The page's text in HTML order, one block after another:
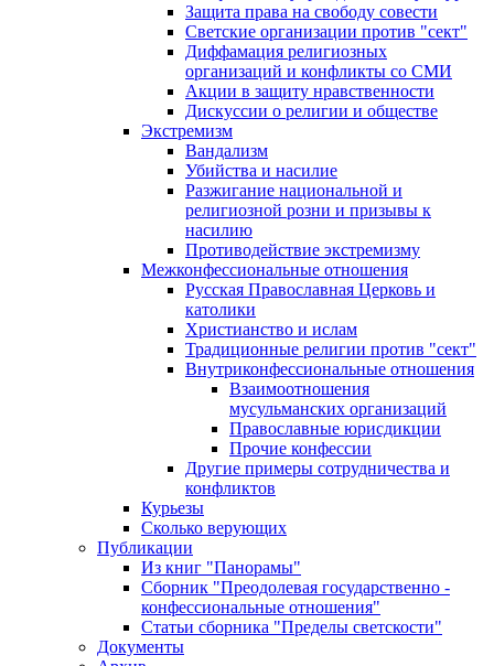
Защита права на свободу совести
Светские организации против "сект"
Диффамация религиозных
организаций и конфликты со СМИ
Акции в защиту нравственности
Дискуссии о религии и обществе
Экстремизм
Вандализм
Убийства и насилие
Разжигание национальной и
религиозной розни и призывы к
насилию
Противодействие экстремизму
Межконфессиональные отношения
Русская Православная Церковь и
католики
Христианство и ислам
Традиционные религии против "сект"
Внутриконфессиональные отношения
Взаимоотношения
мусульманских организаций
Православные юрисдикции
Прочие конфессии
Другие примеры сотрудничества и
конфликтов
Курьезы
Сколько верующих
Публикации
Из книг "Панорамы"
Сборник "Преодолевая государственно -
конфессиональные отношения"
Статьи сборника "Пределы светскости"
Документы